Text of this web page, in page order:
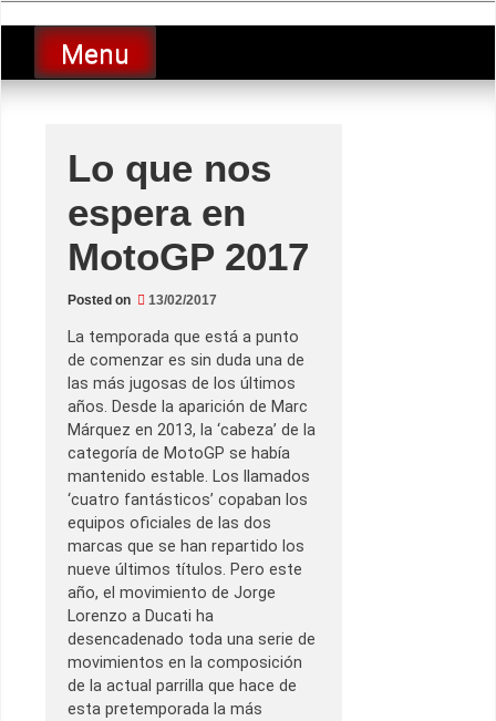
to
contentLucio Lopez GP
luciolopezgp
Menu
Lo que nos
espera en
MotoGP 2017
Posted on 13/02/2017
La temporada que está a punto
de comenzar es sin duda una de
las más jugosas de los últimos
años. Desde la aparición de Marc
Márquez en 2013, la ‘cabeza’ de la
categoría de MotoGP se había
mantenido estable. Los llamados
‘cuatro fantásticos’ copaban los
equipos oficiales de las dos
marcas que se han repartido los
nueve últimos títulos. Pero este
año, el movimiento de Jorge
Lorenzo a Ducati ha
desencadenado toda una serie de
movimientos en la composición
de la actual parrilla que hace de
esta pretemporada la más